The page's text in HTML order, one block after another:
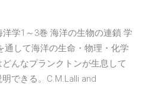
学1～3巻 海洋の生物の連鎖 学
通して海洋の生命・物理・化学
んなプランクトンが生息して
できる。C.M.Lalli and